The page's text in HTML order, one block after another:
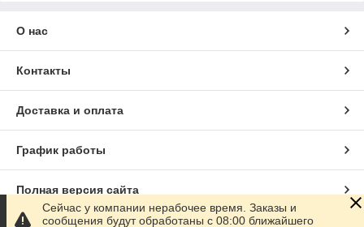
О нас
Контакты
Доставка и оплата
График работы
Полная версия сайта
Сейчас у компании нерабочее время. Заказы и
сообщения будут обработаны с 08:00 ближайшего